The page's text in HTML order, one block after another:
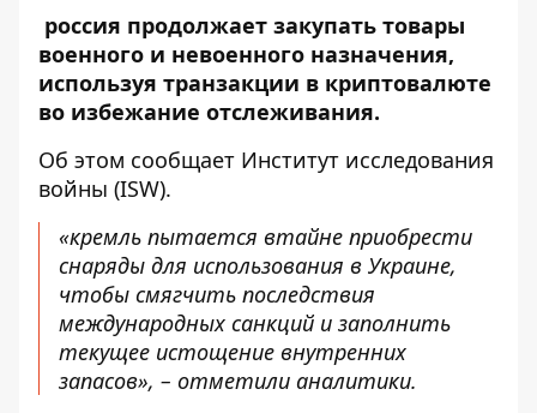
россия продолжает закупать товары
военного и невоенного назначения,
используя транзакции в криптовалюте
во избежание отслеживания.
Об этом сообщает Институт исследования
войны (ISW).
«кремль пытается втайне приобрести
снаряды для использования в Украине,
чтобы смягчить последствия
международных санкций и заполнить
текущее истощение внутренних
запасов», – отметили аналитики.